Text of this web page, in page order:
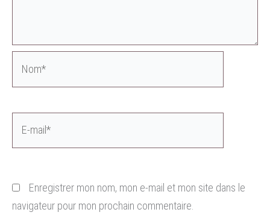
Enregistrer mon nom, mon e-mail et mon site dans le
navigateur pour mon prochain commentaire.